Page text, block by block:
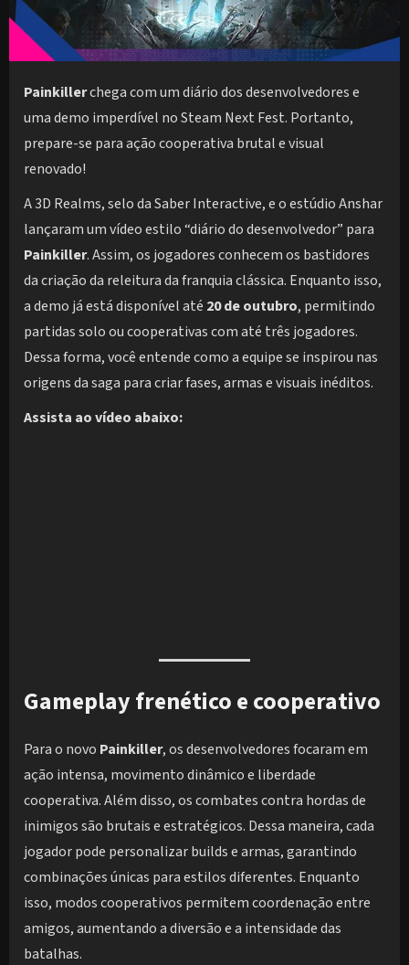
Painkillerchega com um diário dos desenvolvedores e
uma demo imperdível no Steam Next Fest. Portanto,
prepare-se para ação cooperativa brutal e visual
renovado!
A 3D Realms, selo da Saber Interactive, e o estúdio Anshar
lançaram um vídeo estilo “diário do desenvolvedor” para
Painkiller. Assim, os jogadores conhecem os bastidores
da criação da releitura da franquia clássica. Enquanto isso,
a demo já está disponível até 20 de outubro, permitindo
partidas solo ou cooperativas com até três jogadores.
Dessa forma, você entende como a equipe se inspirou nas
origens da saga para criar fases, armas e visuais inéditos.
Assista ao vídeo abaixo:
Gameplay frenético e cooperativo
Para o novo Painkiller, os desenvolvedores focaram em
ação intensa, movimento dinâmico e liberdade
cooperativa. Além disso, os combates contra hordas de
inimigos são brutais e estratégicos. Dessa maneira, cada
jogador pode personalizar builds e armas, garantindo
combinações únicas para estilos diferentes. Enquanto
isso, modos cooperativos permitem coordenação entre
amigos, aumentando a diversão e a intensidade das
batalhas.